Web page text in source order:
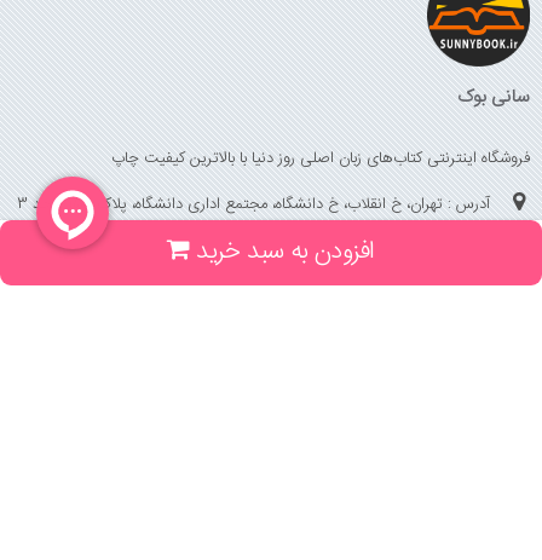
افزودن به سبد خرید
سانی بوک
فروشگاه اینترنتی کتاب‌های زبان اصلی روز دنیا با بالاترین کیفیت چاپ
آدرس : تهران، خ انقلاب، خ دانشگاه، مجتمع اداری دانشگاه، پلاک 158 واحد 3
(جهت خرید حضوری، تلفنی ، پیگیری سفارشات سایت با شماره تلفن 02166175070
تماس حاصل فرمایید)